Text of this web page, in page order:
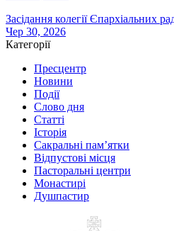
Засідання колегії Єпархіальних
Чер 30, 2026
Категорії
Пресцентр
Новини
Події
Слово дня
Статті
Історія
Сакральні пам’ятки
Відпустові місця
Пасторальні центри
Монастирі
Душпастир